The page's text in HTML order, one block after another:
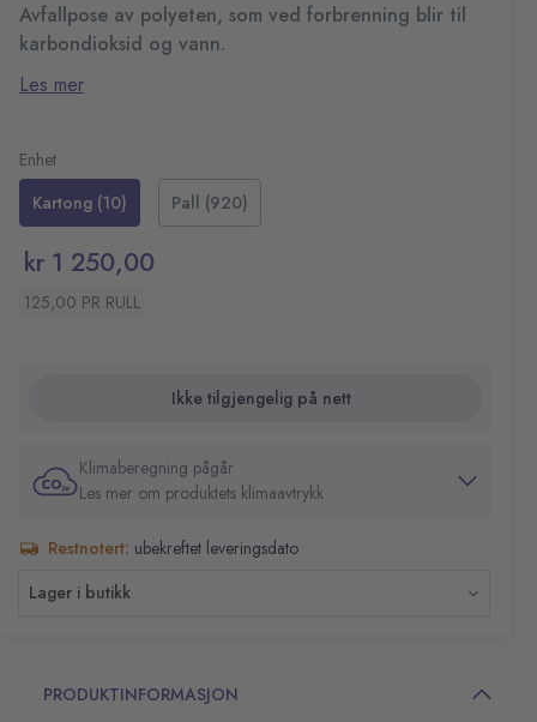
Avfallpose av polyeten, som ved forbrenning blir til
karbondioksid og vann.
Tykkelse: 12 my
Størrelse: 520x580 mm
Les mer
Enhet
Kartong (10)
Pall (920)
kr 1 250,00
125,00 PR RULL
Ikke tilgjengelig på nett
Klimaberegning pågår
Les mer om produktets klimaavtrykk
Restnotert: ubekreftet leveringsdato
Lager i butikk
PRODUKTINFORMASJON